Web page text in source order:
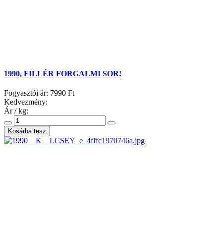
1990, FILLÉR FORGALMI SOR!
Fogyasztói ár: 7990 Ft
Kedvezmény:
Ár / kg: